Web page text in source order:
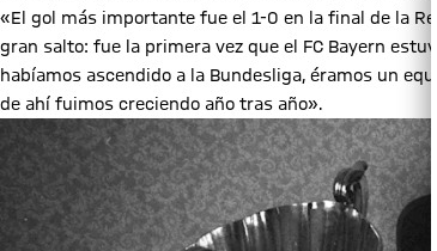
«El gol más importante fue el 1-0 en la final de la
gran salto: fue la primera vez que el FC Bayern
habíamos ascendido a la Bundesliga, éramos un
de ahí fuimos creciendo año tras año».